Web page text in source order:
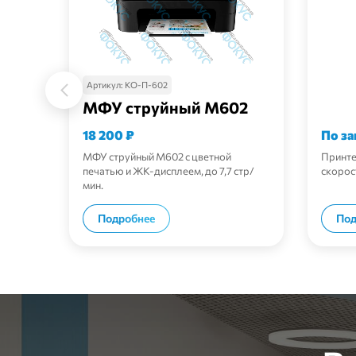
Артикул: КО-П-602
МФУ струйный М602
18 200₽
МФУ струйный M602 с цветной
печатью и ЖК-дисплеем, до 7,7 стр/
мин.
Подробнее
По